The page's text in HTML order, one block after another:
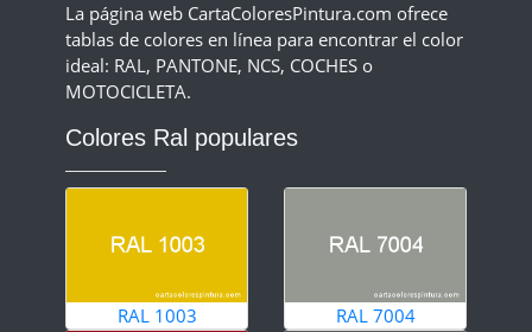
La página web CartaColoresPintura.com ofrece
tablas de colores en línea para encontrar el color
ideal: RAL, PANTONE, NCS, COCHES o
MOTOCICLETA.
Colores Ral populares
RAL 1003 RAL 7004